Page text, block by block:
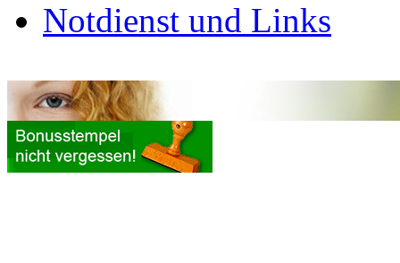
Notdienst und Links